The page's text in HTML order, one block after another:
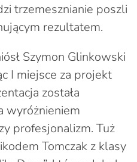
trzemesznianie poszli
rezultatem.
Szymon Glinkowski
I miejsce za projekt
została
wyróżnieniem
profesjonalizm. Tuż
Tomczak z klasy